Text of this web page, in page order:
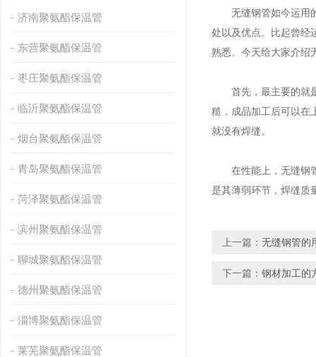
济南聚氨酯保温管
东营聚氨酯保温管
枣庄聚氨酯保温管
临沂聚氨酯保温管
烟台聚氨酯保温管
青岛聚氨酯保温管
菏泽聚氨酯保温管
滨州聚氨酯保温管
聊城聚氨酯保温管
德州聚氨酯保温管
淄博聚氨酯保温管
莱芜聚氨酯保温管
无缝钢管如今运用的
处以及优点。比起曾经
熟悉。今天给大家介绍
首先，最主要的就是
糙，成品加工后可以在
就没有焊缝。
在性能上，无缝钢管
是其薄弱环节，焊缝质
上一篇： 无缝钢管的
下一篇： 钢材加工的